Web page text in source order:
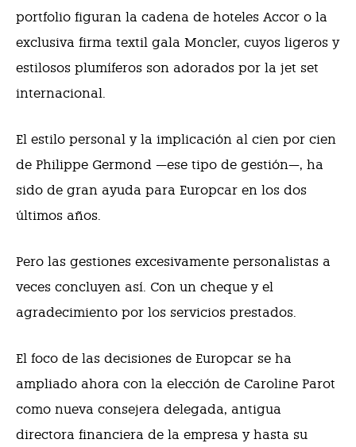
portfolio figuran la cadena de hoteles Accor o la
exclusiva firma textil gala Moncler, cuyos ligeros y
estilosos plumíferos son adorados por la jet set
internacional.
El estilo personal y la implicación al cien por cien
de Philippe Germond —ese tipo de gestión—, ha
sido de gran ayuda para Europcar en los dos
últimos años.
Pero las gestiones excesivamente personalistas a
veces concluyen así. Con un cheque y el
agradecimiento por los servicios prestados.
El foco de las decisiones de Europcar se ha
ampliado ahora con la elección de Caroline Parot
como nueva consejera delegada, antigua
directora financiera de la empresa y hasta su